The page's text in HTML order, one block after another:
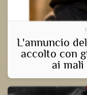
L'annuncio
accolto con
ai mali